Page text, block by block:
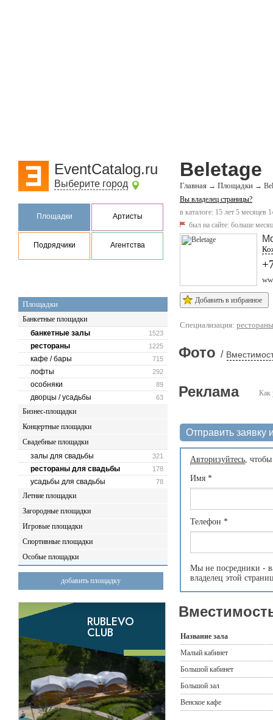
EventCatalog.ru
Выберите город
Площадки Артисты
Подрядчики Агентства
Площадки
Банкетные площадки
1523
банкетные залы
1225
рестораны
715
кафе / бары
292
лофты
89
особняки
63
дворцы / усадьбы
Бизнес-площадки
Концертные площадки
Свадебные площадки
321
залы для свадьбы
178
рестораны для свадьбы
78
усадьбы для свадьбы
Летние площадки
Загородные площадки
Игровые площадки
Спортивные площадки
Особые площадки
добавить площадку
Beletage
Главная → Площадки →
Вы владелец страницы?
в каталоге: 15 лет 5 месяцев
был на сайте: больше
Добавить в избранное
Специализация: рестораны
Фото /
Как
Реклама
Отправить заявку
Авторизуйтесь,
Имя *
Телефон *
Мы не посредники -
владелец этой
Название зала
Малый кабинет
Большой кабинет
Большой зал
Венское кафе